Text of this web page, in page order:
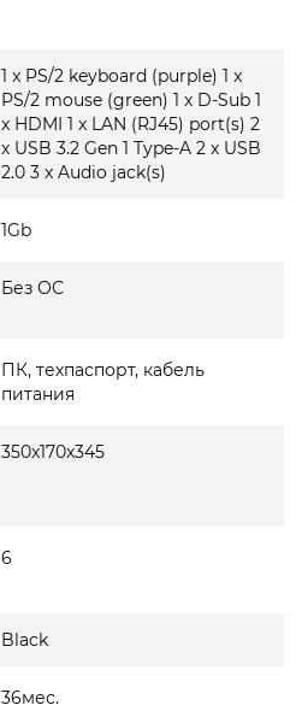
1 x PS/2 keyboard (purple) 1 x
PS/2 mouse (green) 1 x D-Sub 1
x HDMI 1 x LAN (RJ45) port(s) 2
x USB 3.2 Gen 1 Type-A 2 x USB
2.0 3 x Audio jack(s)
1Gb
Без ОС
ПК, техпаспорт, кабель
питания
350x170x345
6
Black
36мес.